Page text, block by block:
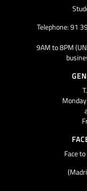
Telephone: 91
9AM to 8PM
Face